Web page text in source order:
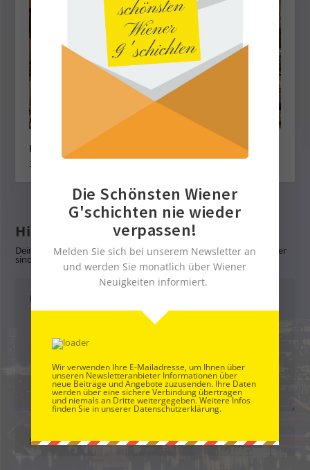
Der neue Heurige Christ in Jedlerdorf
30. April 2024
Hinterlasse eine Antwort
Deine E-Mail-Adresse wird nicht veröffentlicht.Erforderliche Felder
sind mit *markiert
Die Schönsten Wiener
G'schichten nie wieder
verpassen!
Melden Sie sich bei unserem Newsletter an
und werden Sie monatlich über Wiener
Neuigkeiten informiert.
Wir verwenden Ihre E-Mailadresse, um Ihnen über
unseren Newsletteranbieter Informationen über
neue Beiträge und Angebote zuzusenden. Ihre Daten
werden über eine sichere Verbindung übertragen
und niemals an Dritte weitergegeben. Weitere Infos
finden Sie in unserer Datenschutzerklärung.